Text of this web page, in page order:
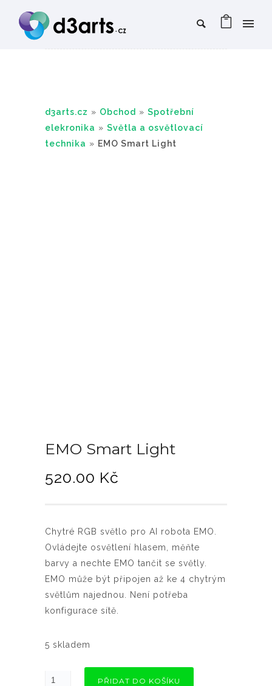
d3arts.cz » Obchod » Spotřební
elekronika » Světla a osvětlovací
technika » EMO Smart Light
EMO Smart Light
520.00 Kč
Chytré RGB světlo pro AI robota EMO.
Ovládejte osvětlení hlasem, měňte
barvy a nechte EMO tančit se světly.
EMO může být připojen až ke 4 chytrým
světlům najednou. Není potřeba
konfigurace sítě.
5 skladem
PŘIDAT DO KOŠÍKU